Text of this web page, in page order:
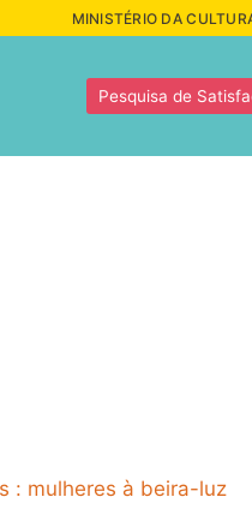
MINISTÉRIO DA
Pesquisa de